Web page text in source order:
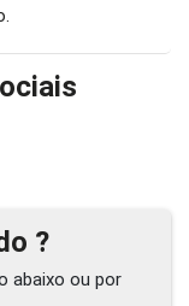
?
abaixo ou por